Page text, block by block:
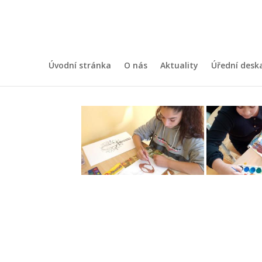
Úvodní stránka O nás Aktuality Úřední
autor:kratky|Srp 6, 2021